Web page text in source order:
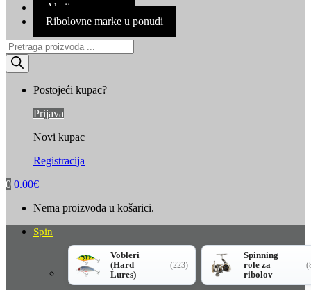
Akcija
Ribolovne marke u ponudi
Products
search
Postojeći kupac?
Prijava
Novi kupac
Registracija
0 0.00€
Nema proizvoda u košarici.
Spin
Vobleri
(Hard
Lures)
(223)
Spinning
role za
ribolov